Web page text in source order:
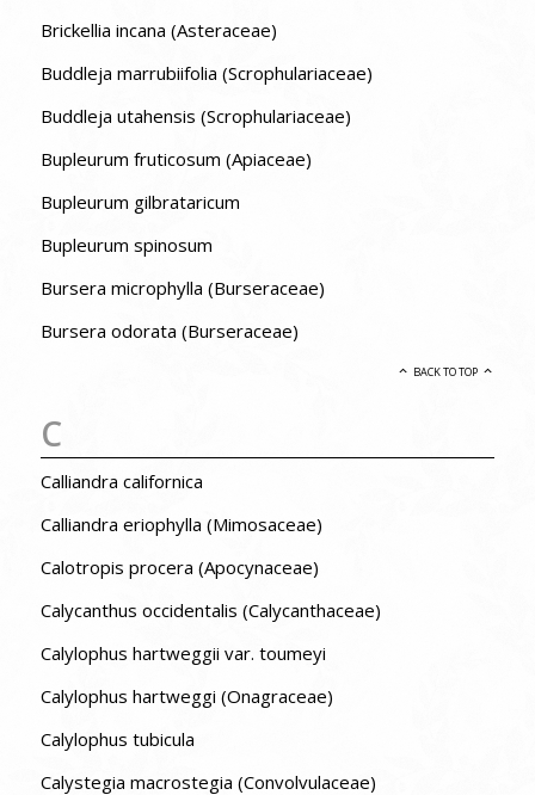
Brickellia incana (Asteraceae)
Buddleja marrubiifolia (Scrophulariaceae)
Buddleja utahensis (Scrophulariaceae)
Bupleurum fruticosum (Apiaceae)
Bupleurum gilbrataricum
Bupleurum spinosum
Bursera microphylla (Burseraceae)
Bursera odorata (Burseraceae)
BACK TO TOP
C
Calliandra californica
Calliandra eriophylla (Mimosaceae)
Calotropis procera (Apocynaceae)
Calycanthus occidentalis (Calycanthaceae)
Calylophus hartweggii var. toumeyi
Calylophus hartweggi (Onagraceae)
Calylophus tubicula
Calystegia macrostegia (Convolvulaceae)